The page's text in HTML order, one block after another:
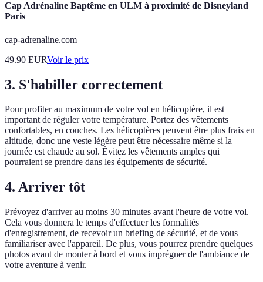
Cap Adrénaline Baptême en ULM à proximité de Disneyland
Paris
cap-adrenaline.com
49.90 EURVoir le prix
3. S'habiller correctement
Pour profiter au maximum de votre vol en hélicoptère, il est
important de réguler votre température. Portez des vêtements
confortables, en couches. Les hélicoptères peuvent être plus frais en
altitude, donc une veste légère peut être nécessaire même si la
journée est chaude au sol. Évitez les vêtements amples qui
pourraient se prendre dans les équipements de sécurité.
4. Arriver tôt
Prévoyez d'arriver au moins 30 minutes avant l'heure de votre vol.
Cela vous donnera le temps d'effectuer les formalités
d'enregistrement, de recevoir un briefing de sécurité, et de vous
familiariser avec l'appareil. De plus, vous pourrez prendre quelques
photos avant de monter à bord et vous imprégner de l'ambiance de
votre aventure à venir.